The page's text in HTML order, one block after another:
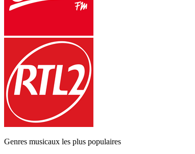
Genres musicaux les plus populaires